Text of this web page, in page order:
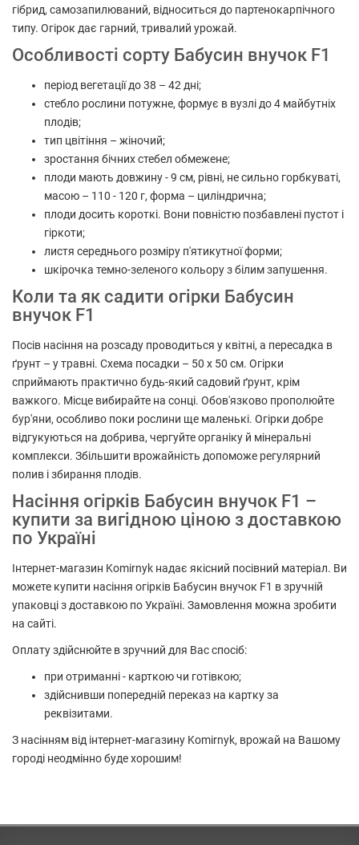
гібрид, самозапилюваний, відноситься до партенокарпічного
типу. Огірок дає гарний, тривалий урожай.
Особливості сорту Бабусин внучок F1
період вегетації до 38 – 42 дні;
стебло рослини потужне, формує в вузлі до 4 майбутніх
плодів;
тип цвітіння – жіночий;
зростання бічних стебел обмежене;
плоди мають довжину - 9 см, рівні, не сильно горбкуваті,
масою – 110 - 120 г, форма – циліндрична;
плоди досить короткі. Вони повністю позбавлені пустот і
гіркоти;
листя середнього розміру п'ятикутної форми;
шкірочка темно-зеленого кольору з білим запушення.
Коли та як садити огірки Бабусин
внучок F1
Посів насіння на розсаду проводиться у квітні, а пересадка в
ґрунт – у травні. Схема посадки – 50 х 50 см. Огірки
сприймають практично будь-який садовий ґрунт, крім
важкого. Місце вибирайте на сонці. Обов'язково прополюйте
бур'яни, особливо поки рослини ще маленькі. Огірки добре
відгукуються на добрива, чергуйте органіку й мінеральні
комплекси. Збільшити врожайність допоможе регулярний
полив і збирання плодів.
Насіння огірків Бабусин внучок F1 –
купити за вигідною ціною з доставкою
по Україні
Інтернет-магазин Komirnyk надає якісний посівний матеріал. Ви
можете купити насіння огірків Бабусин внучок F1 в зручній
упаковці з доставкою по Україні. Замовлення можна зробити
на сайті.
Оплату здійснюйте в зручний для Вас спосіб:
при отриманні - карткою чи готівкою;
здійснивши попередній переказ на картку за
реквізитами.
З насінням від інтернет-магазину Komirnyk, врожай на Вашому
городі неодмінно буде хорошим!